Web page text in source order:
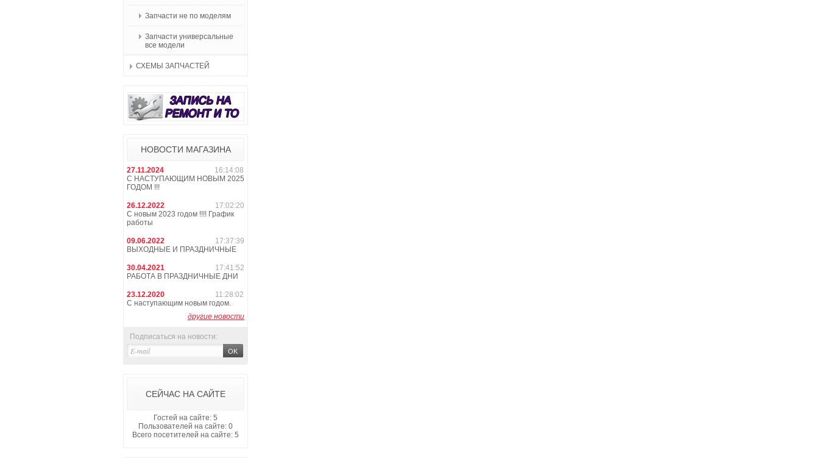
Запчасти не по моделям
Запчасти универсальные
все модели
СХЕМЫ ЗАПЧАСТЕЙ
НОВОСТИ МАГАЗИНА
27.11.2024
16:14:08
С НАСТУПАЮЩИМ НОВЫМ 2025
ГОДОМ !!!
26.12.2022
17:02:20
С новым 2023 годом !!!! График
работы
09.06.2022
17:37:39
ВЫХОДНЫЕ И ПРАЗДНИЧНЫЕ
30.04.2021
17:41:52
РАБОТА В ПРАЗДНИЧНЫЕ ДНИ
23.12.2020
11:28:02
С наступающим новым годом.
другие новости
Подписаться на новости:
СЕЙЧАС НА САЙТЕ
Гостей на сайте: 5
Пользователей на сайте: 0
Всего посетителей на сайте: 5